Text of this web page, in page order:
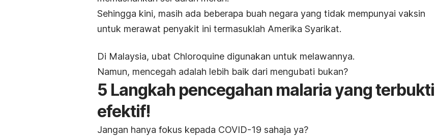
Sehingga kini, masih ada beberapa buah negara yang tidak mempunyai vaksin
untuk merawat penyakit ini termasuklah Amerika Syarikat.
Di Malaysia, ubat Chloroquine digunakan untuk melawannya.
Namun, mencegah adalah lebih baik dari mengubati bukan?
5 Langkah pencegahan malaria yang terbukti
efektif!
Jangan hanya fokus kepada COVID-19 sahaja ya?